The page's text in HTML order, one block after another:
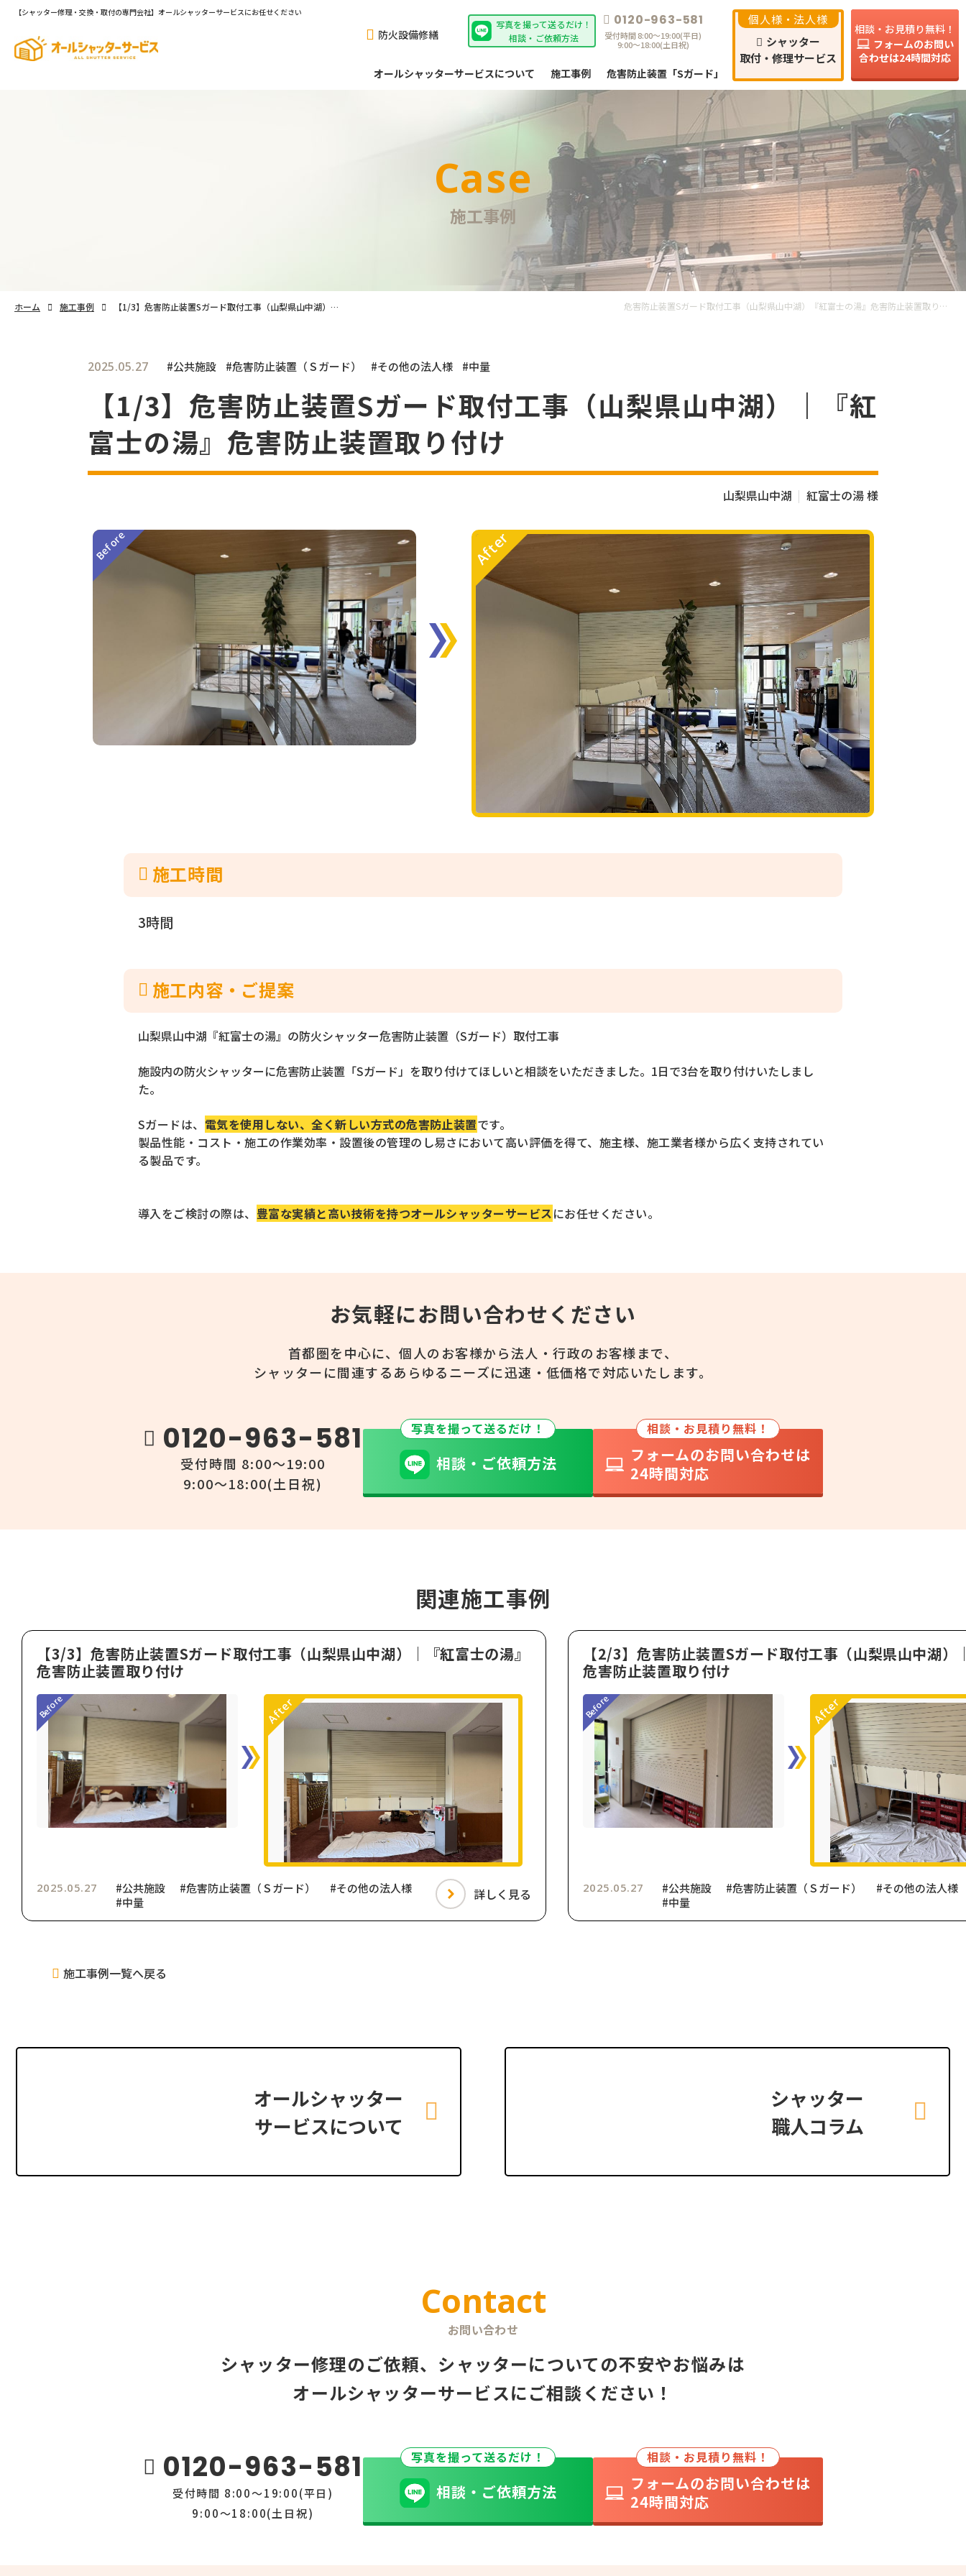
【シャッター修理・交換・取付の専門会社】オールシャッターサービスにお任せください
写真を撮って送るだけ！
相談・ご依頼方法
0120-963-581
受付時間 8:00～19:00(平日)
9:00～18:00(土日祝)
防⽕設備修繕
オールシャッターサービスについて 施⼯事例 危害防⽌装置「Sガード」
個人様・法人様
シャッター
取付・修理サービス
解体業者様向け
サービス
建築会社様向け 個人のお客様向け
サービス
相談・お見積り無料！
フォームのお問い
合わせは24時間対応
ホーム 施工事例 【1/3】危害防止装置Sガード取付工事（山梨県山中湖）｜『紅富士の湯』危害防止装置取り付け 危害防止装置Sガード取付工事（山梨県山中湖）『紅富士の湯』危害防止装置取り付け｜施工事例｜オールシャッターサービス
Case
施工事例
2025.05.27 #公共施設 #危害防止装置（Ｓガード） #その他の法人様 #中量
【1/3】危害防止装置Sガード取付工事（山梨県山中湖）｜『紅
富士の湯』危害防止装置取り付け
山梨県山中湖 紅富士の湯 様
施⼯時間
3時間
施⼯内容‧ご提案
山梨県山中湖『紅富士の湯』の防火シャッター危害防止装置（Sガード）取付工事
施設内の防火シャッターに危害防止装置「Sガード」を取り付けてほしいと相談をいただきました。1日で3台を取り付けいたしまし
た。
Sガードは、 電気を使用しない、全く新しい方式の危害防止装置です。
製品性能・コスト・施工の作業効率・設置後の管理のし易さにおいて高い評価を得て、施主様、施工業者様から広く支持されてい
る製品です。
導入をご検討の際は、 豊富な実績と高い技術を持つオールシャッターサービスにお任せください。
お気軽にお問い合わせください
首都圏を中心に、個人のお客様から法人・行政のお客様まで、
シャッターに間連するあらゆるニーズに迅速・低価格で対応いたします。
0120-963-581
受付時間 8:00～19:00
9:00～18:00(土日祝)
写真を撮って送るだけ！
相談・ご依頼方法
相談・お見積り無料！
フォームのお問い合わせは
24時間対応
関連施工事例
【3/3】危害防止装置Sガード取付工事（山梨県山中湖）｜『紅富士の湯』
危害防止装置取り付け
2025.05.27 #公共施設 #危害防止装置（Ｓガード）
#その他の法人様
#中量
詳しく見る
【2/3】危害防止装置Sガード取付工事（山梨県山中湖）
危害防止装置取り付け
2025.05.27 #公共施設 #危害防止装置（Ｓガード）
#その他の法人様
#中量
施工事例一覧へ戻る
オールシャッター
サービスについて
シャッター
職人コラム
Contact
お問い合わせ
シャッター修理のご依頼、シャッターについての不安やお悩みは
オールシャッターサービスにご相談ください！
0120-963-581
受付時間 8:00～19:00(平日)
9:00～18:00(土日祝)
写真を撮って送るだけ！
相談・ご依頼方法
相談・お見積り無料！
フォームのお問い合わせは
24時間対応